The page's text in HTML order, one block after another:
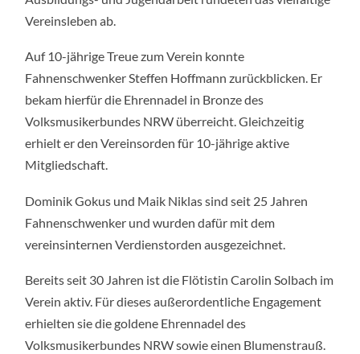
Vereinsleben ab.
Auf 10-jährige Treue zum Verein konnte
Fahnenschwenker Steffen Hoffmann zurückblicken. Er
bekam hierfür die Ehrennadel in Bronze des
Volksmusikerbundes NRW überreicht. Gleichzeitig
erhielt er den Vereinsorden für 10-jährige aktive
Mitgliedschaft.
Dominik Gokus und Maik Niklas sind seit 25 Jahren
Fahnenschwenker und wurden dafür mit dem
vereinsinternen Verdienstorden ausgezeichnet.
Bereits seit 30 Jahren ist die Flötistin Carolin Solbach im
Verein aktiv. Für dieses außerordentliche Engagement
erhielten sie die goldene Ehrennadel des
Volksmusikerbundes NRW sowie einen Blumenstrauß.